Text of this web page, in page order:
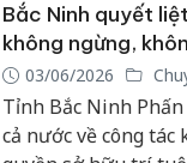
Bắc Ninh quyết
không ngừng,
03/06/2026
Tỉnh Bắc Ninh
cả nước về công